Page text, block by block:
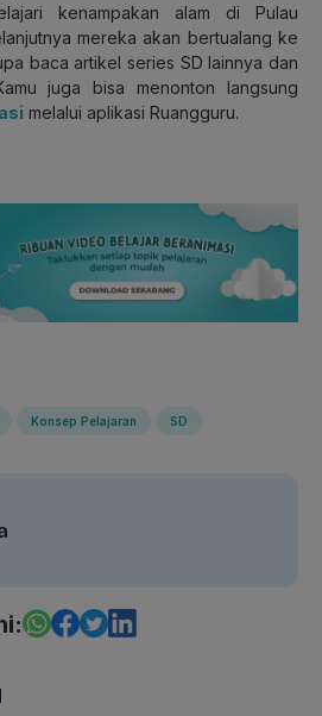
kenampakan alam di Pulau
mereka akan bertualang ke
baca artikel series SD lainnya dan
juga bisa menonton langsung
melalui aplikasi Ruangguru.
Konsep Pelajaran SD